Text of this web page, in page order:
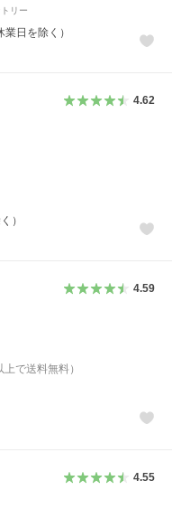
リー
日を除く）
4.62
）
4.59
上で送料無料）
4.55